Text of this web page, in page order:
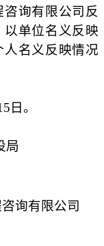
询有限公司反
单位名义反映
名义反映情况
日。
局
询有限公司